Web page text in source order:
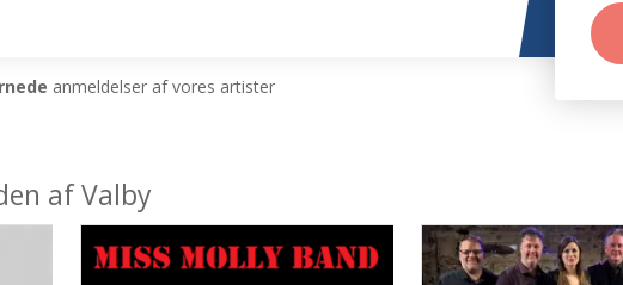
anmeldelser af vores artister
af Valby